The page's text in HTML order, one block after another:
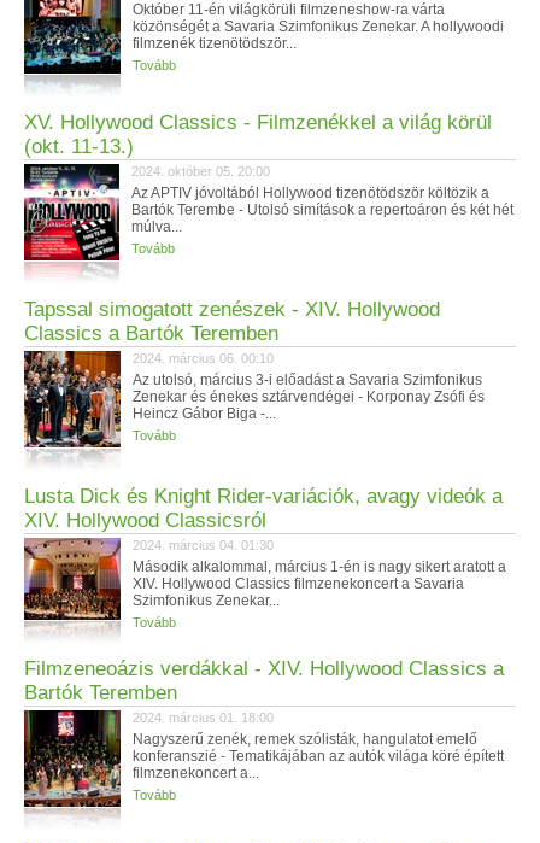
Október 11-én világkörüli filmzeneshow-ra várta
közönségét a Savaria Szimfonikus Zenekar. A hollywoodi
filmzenék tizenötödször...
Tovább
XV. Hollywood Classics - Filmzenékkel a világ körül
(okt. 11-13.)
2024. október 05. 20:00
Az APTIV jóvoltából Hollywood tizenötödször költözik a
Bartók Terembe - Utolsó simítások a repertoáron és két hét
múlva...
Tovább
Tapssal simogatott zenészek - XIV. Hollywood
Classics a Bartók Teremben
2024. március 06. 00:10
Az utolsó, március 3-i előadást a Savaria Szimfonikus
Zenekar és énekes sztárvendégei - Korponay Zsófi és
Heincz Gábor Biga -...
Tovább
Lusta Dick és Knight Rider-variációk, avagy videók a
XIV. Hollywood Classicsról
2024. március 04. 01:30
Második alkalommal, március 1-én is nagy sikert aratott a
XIV. Hollywood Classics filmzenekoncert a Savaria
Szimfonikus Zenekar...
Tovább
Filmzeneoázis verdákkal - XIV. Hollywood Classics a
Bartók Teremben
2024. március 01. 18:00
Nagyszerű zenék, remek szólisták, hangulatot emelő
konferanszié - Tematikájában az autók világa köré épített
filmzenekoncert a...
Tovább